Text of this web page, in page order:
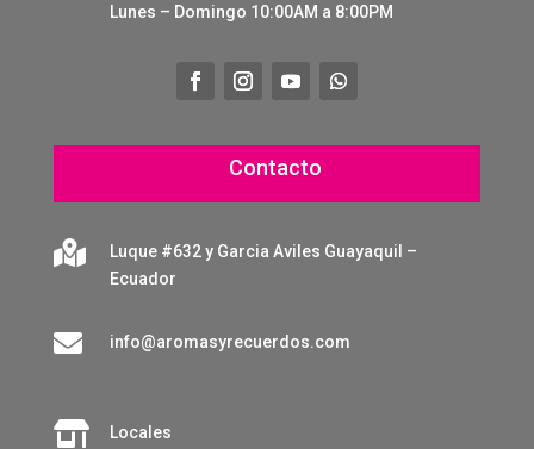
Lunes – Domingo 10:00AM a 8:00PM
Contacto

Luque #632 y Garcia Aviles Guayaquil –
Ecuador
 info@aromasyrecuerdos.com
 Locales